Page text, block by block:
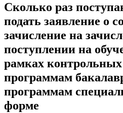
Сколько раз
подать заявление о
зачисление на
поступлении на
рамках
программам
программам
форме